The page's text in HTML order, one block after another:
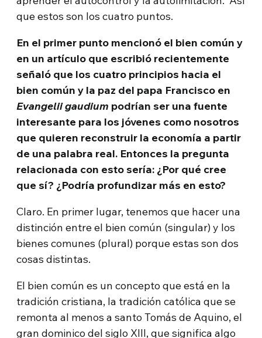
que estos son los cuatro puntos.
En el primer punto mencionó el bien común y
en un artículo que escribió recientemente
señaló que los cuatro principios hacia el
bien común y la paz del papa Francisco en
Evangelii gaudium podrían ser una fuente
interesante para los jóvenes como nosotros
que quieren reconstruir la economía a partir
de una palabra real. Entonces la pregunta
relacionada con esto sería: ¿Por qué cree
que sí? ¿Podría profundizar más en esto?
Claro. En primer lugar, tenemos que hacer una
distinción entre el bien común (singular) y los
bienes comunes (plural) porque estas son dos
cosas distintas.
El bien común es un concepto que está en la
tradición cristiana, la tradición católica que se
remonta al menos a santo Tomás de Aquino, el
gran dominico del siglo XIII, que significa algo